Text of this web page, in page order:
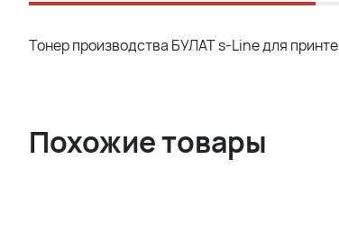
Тонер производства БУЛАТ s-Line для
Похожие товары